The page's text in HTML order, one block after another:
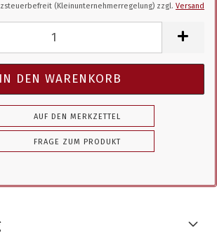
(Kleinunternehmerregelung) zzgl. Versand
AUF DEN MERKZETTEL
FRAGE ZUM PRODUKT